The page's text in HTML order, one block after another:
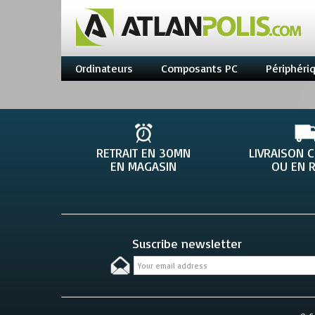
Ordinateurs Composants PC
RETRAIT EN 30MN
EN MAGASIN
LIVRAISON
OU EN
Suscribe newsletter